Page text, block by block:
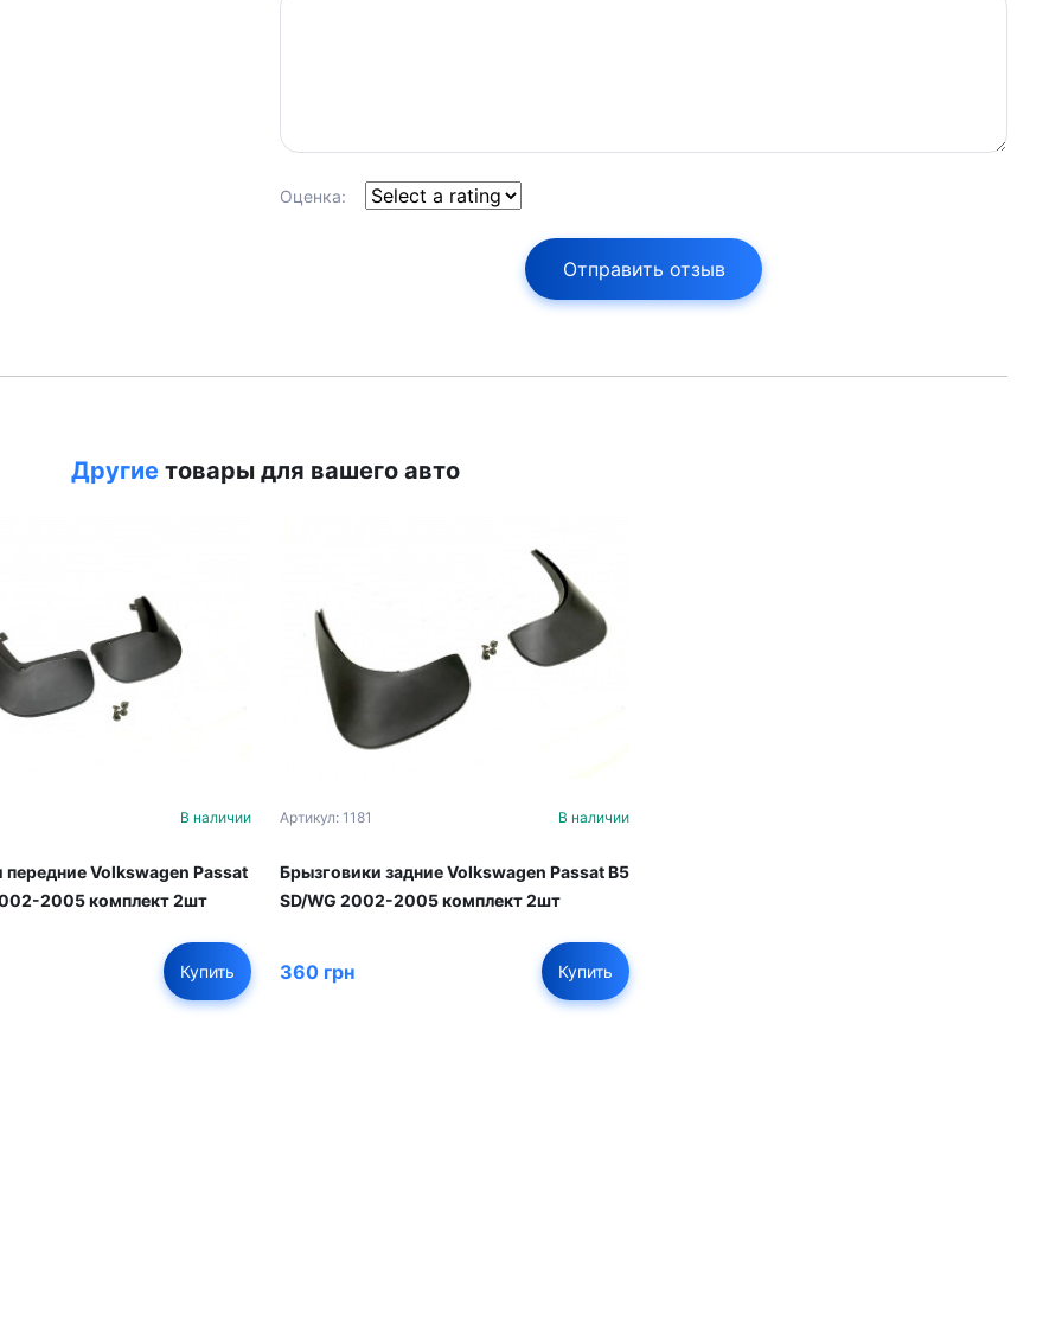
Оценка:
Отправить отзыв
Другие товары для вашего авто
В наличии
передние Volkswagen Passat
2005 комплект 2шт
Купить
Артикул: 1181 В наличии
Брызговики задние Volkswagen Passat B5
SD/WG 2002-2005 комплект 2шт
360 грн Купить